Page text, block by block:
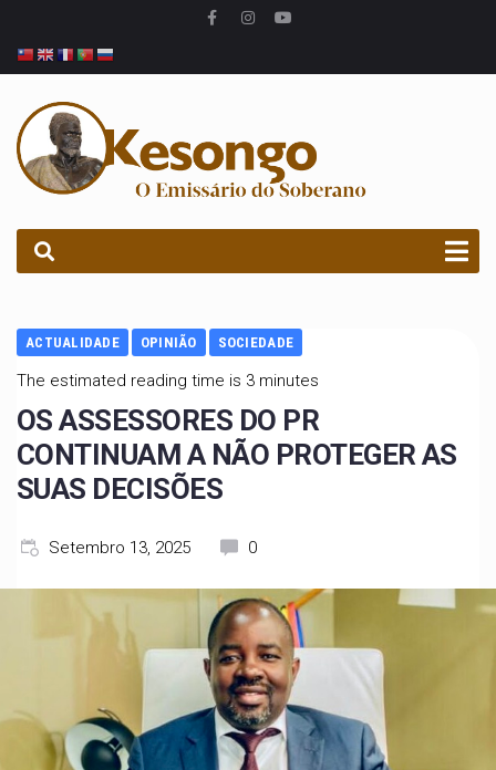
ACTUALIDADE OPINIÃO SOCIEDADE
The estimated reading time is 3 minutes
OS ASSESSORES DO PR
CONTINUAM A NÃO PROTEGER AS
SUAS DECISÕES
Setembro 13, 2025 0
PROCURAR